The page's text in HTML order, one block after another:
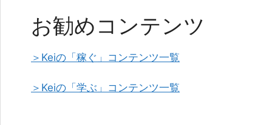
お勧めコンテンツ
＞Keiの「稼ぐ」コンテンツ一覧
＞Keiの「学ぶ」コンテンツ一覧